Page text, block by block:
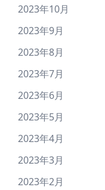
2023年10月
2023年9月
2023年8月
2023年7月
2023年6月
2023年5月
2023年4月
2023年3月
2023年2月